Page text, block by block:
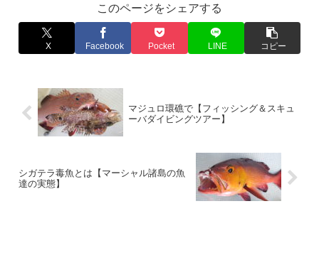
このページをシェアする
X Facebook Pocket LINE コピー
マジュロ環礁で【フィッシング＆スキュ
ーバダイビングツアー】
シガテラ毒魚とは【マーシャル諸島の魚
達の実態】